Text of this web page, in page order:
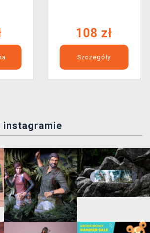
108 zł
Szczegóły
instagramie